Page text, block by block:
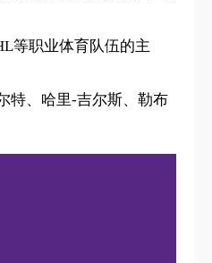
等职业体育队伍的主
特、哈里-吉尔斯、勒布